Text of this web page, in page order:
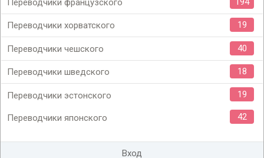
Переводчики французского
Переводчики хорватского 19
Переводчики чешского 40
Переводчики шведского 18
Переводчики эстонского 19
Переводчики японского 42
Вход